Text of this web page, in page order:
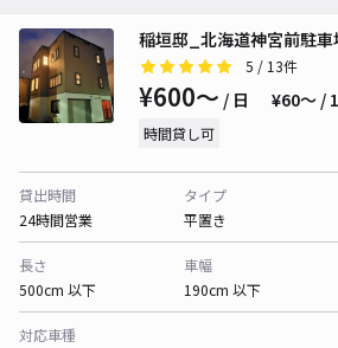
稲垣邸_北海道神宮前駐車
5 / 13件
¥600〜 / 日 ¥60〜 /
時間貸し可
貸出時間
24時間営業
タイプ
平置き
長さ
500cm 以下
車幅
190cm 以下
対応車種